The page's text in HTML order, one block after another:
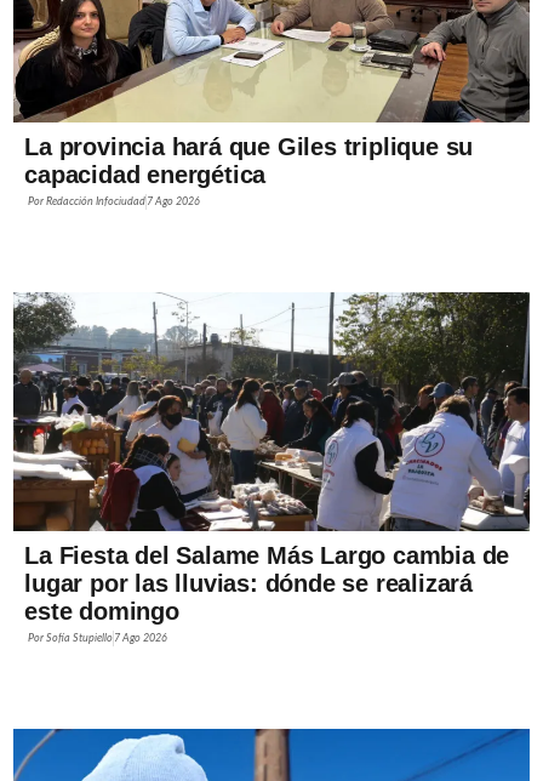
La provincia hará que Giles triplique su
capacidad energética
PorRedacción Infociudad 7 Ago 2026
La Fiesta del Salame Más Largo cambia de
lugar por las lluvias: dónde se realizará
este domingo
PorSofía Stupiello 7 Ago 2026